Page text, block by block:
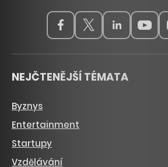
NEJČTENĚJŠÍ TÉMATA
Byznys
Entertainment
Startupy
Vzdělávání